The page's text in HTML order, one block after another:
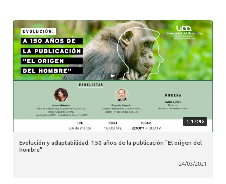
1:17:46
Evolución y adaptabilidad: 150 años de la publicación "El origen del
hombre"
24/03/2021